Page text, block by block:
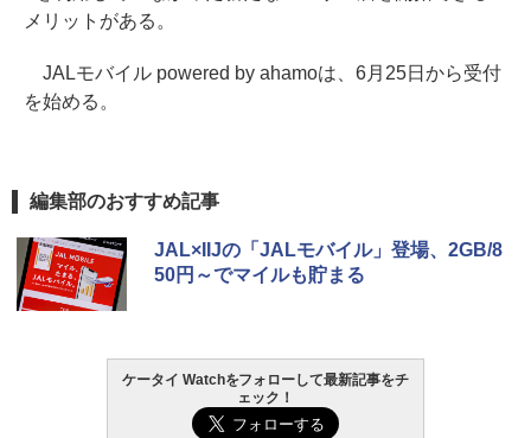
メリットがある。
JALモバイル powered by ahamoは、6月25日から受付
を始める。
編集部のおすすめ記事
JAL×IIJの「JALモバイル」登場、2GB/8
50円～でマイルも貯まる
ケータイ Watchをフォローして最新記事をチ
ェック！